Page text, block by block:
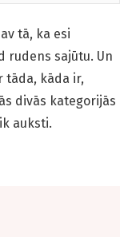
tā, ka esi
rudens sajūtu. Un
tāda, kāda ir,
divās kategorijās
auksti.